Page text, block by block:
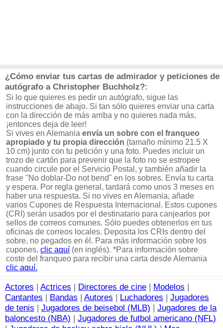
¿Cómo enviar tus cartas de admirador y peticiones de
autógrafo a Christopher Buchholz?:
Si lo que quieres es pedir un autógrafo, sigue las
instrucciones de abajo. Si tan sólo quieres enviar una carta
con la dirección de más arriba y no quieres nada más,
¡entonces deja de leer!
Si vives en Alemania envía un sobre con el franqueo
apropiado y tu propia dirección (tamaño mínimo 21.5 X
10 cm) junto con tu petición y una foto. Puedes incluir un
trozo de cartón para prevenir que la foto no se estropee
cuando circule por el Servicio Postal, y también añadir la
frase "No doblar-Do not bend" en los sobres. Envía tu carta
y espera. Por regla general, tardará como unos 3 meses en
haber una respuesta. Si no vives en Alemania, añade
varios Cupones de Respuesta Internacional. Estos cupones
(CRI) serán usados por el destinatario para canjearlos por
sellos de correos comunes. Sólo puedes obtenerlos en tus
oficinas de correos locales. Deposita los CRIs dentro del
sobre, no pegados en él. Para más información sobre los
cupones, clic aquí (en inglés). *Para información sobre
coste del franqueo para recibir una carta desde Alemania
clic aquí.
Actores | Actrices | Directores de cine | Modelos |
Cantantes | Bandas | Autores | Luchadores | Jugadores
de tenis | Jugadores de beisebol (MLB) | Jugadores de la
baloncesto (NBA) | Jugadores de futbol americano (NFL)